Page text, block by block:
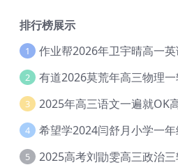
排行榜展示
1
2
3
4
5